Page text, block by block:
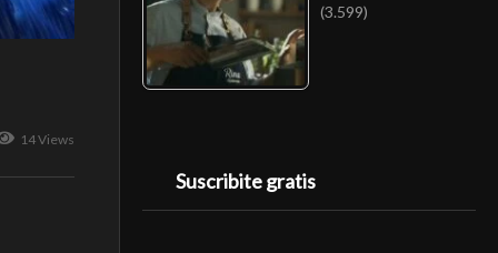
14 Views
(3.599)
Suscribite gratis